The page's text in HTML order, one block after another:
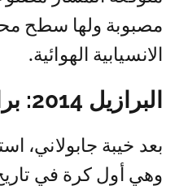
مصبوبة ولها سطح
الانسيابية الهوائية.
البرازيل 2014: برازوكا
بعد خيبة جابولاني،
وهي أول كرة في